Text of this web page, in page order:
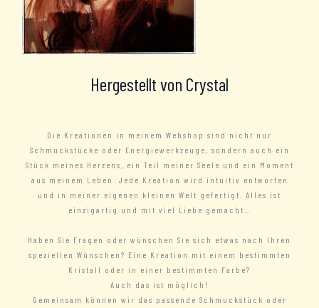
Hergestellt von Crystal
Die Kreationen in meinem Webshop sind nicht nur
Schmuckstücke oder Energiewerkzeuge, sondern auch ein
Stück meines Herzens, ein Teil meiner Seele und ein Moment
aus meinem Leben. Jede Kreation wird intuitiv entworfen
und in meiner eigenen kleinen Welt gefertigt. Alles ist
einzigartig und mit viel Liebe gemacht…
Haben Sie Fragen oder wünschen Sie sich etwas nach Ihren
speziellen Wünschen? Eine Kreation mit einem bestimmten
Kristall oder in einer bestimmten Farbe?
Auch das ist möglich!
Gemeinsam können wir das passende Schmuckstück oder